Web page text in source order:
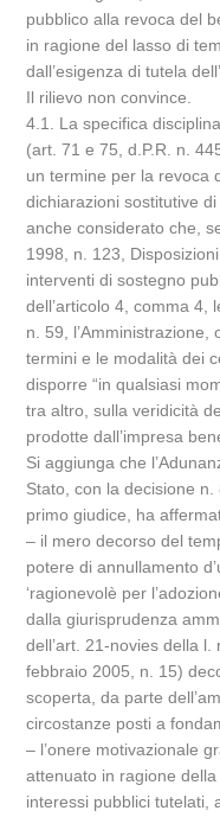
pubblico alla revoca del
in ragione del lasso di
dall’esigenza di tutela
Il rilievo non convince.
4.1. La specifica
(art. 71 e 75, d.P.R. n.
un termine per la revoca
dichiarazioni sostitutive
anche considerato che,
1998, n. 123,
interventi di sostegno
dell’articolo 4, comma 4,
n. 59,
termini e le modalità dei
disporre “in qualsiasi
tra altro, sulla veridicità
prodotte dall’impresa
Si aggiunga che
Stato, con la decisione
primo giudice, ha
– il mero decorso del
potere di annullamento
‘ragionevolè per
dalla giurisprudenza
dell’art. 21-novies della
febbraio 2005, n. 15)
scoperta, da parte
circostanze posti a
– l’onere motivazionale
attenuato in ragione
interessi pubblici tutelati,